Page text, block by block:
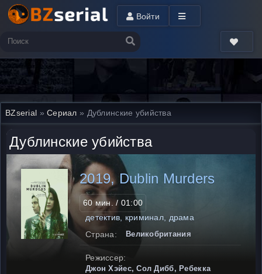
Войти
BZserial »Сериал » Дублинские убийства
Дублинские убийства
2019, Dublin Murders
60 мин. / 01:00
детектив, криминал, драма
Страна:
Великобритания
Режиссер:
Джон Хэйес, Сол Дибб, Ребекка